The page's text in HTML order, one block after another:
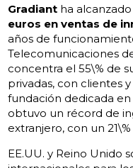
Gradiant ha
euros en ventas de
años de
Telecomunicaciones
concentra el 55\% de
privadas, con clientes y
fundación dedicada en
obtuvo un récord de
extranjero, con un
EE.UU. y Reino Unido